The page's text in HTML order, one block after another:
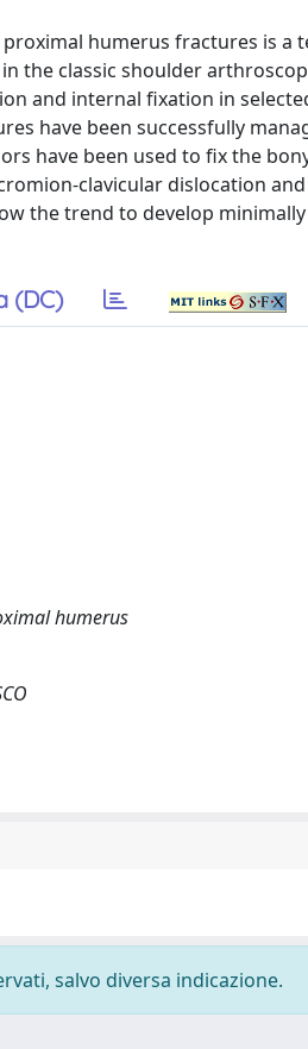
humerus fractures is a
the classic shoulder
and internal fixation in
have been successfully
have been used to fix the
clavicular dislocation
the trend to develop
(DC)
humerus
salvo diversa indicazione.